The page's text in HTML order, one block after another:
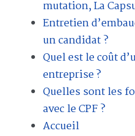
mutation, La
Entretien
un candidat ?
Quel est le coût
entreprise ?
Quelles sont les
avec le CPF ?
Accueil